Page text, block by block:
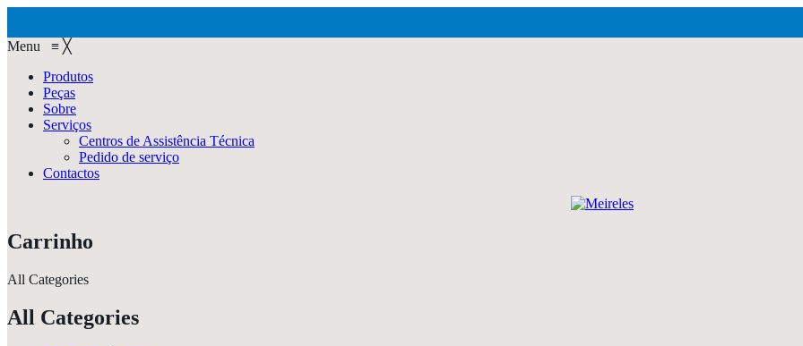
Menu ≡ ╳
Produtos
Peças
Sobre
Serviços
Centros de Assistência Técnica
Pedido de serviço
Contactos
Carrinho
All Categories
All Categories